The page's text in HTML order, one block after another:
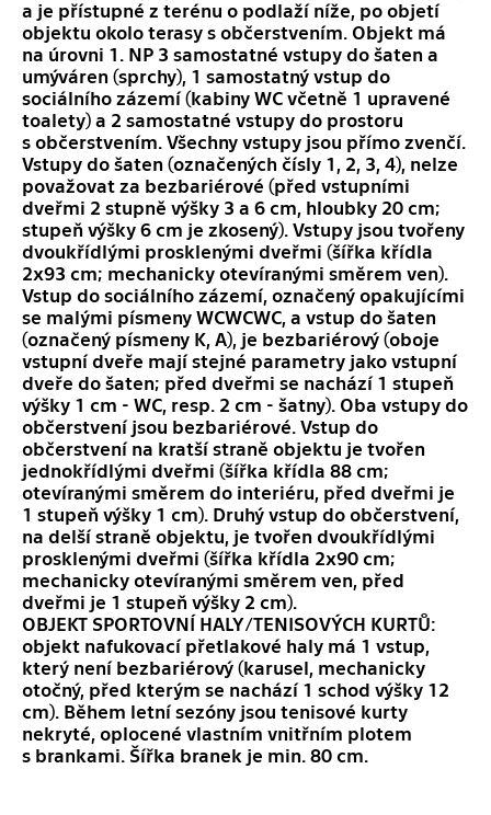
a je přístupné z terénu o podlaží níže, po objetí
objektu okolo terasy s občerstvením. Objekt má
na úrovni 1. NP 3 samostatné vstupy do šaten a
umýváren (sprchy), 1 samostatný vstup do
sociálního zázemí (kabiny WC včetně 1 upravené
toalety) a 2 samostatné vstupy do prostoru
s občerstvením. Všechny vstupy jsou přímo zvenčí.
Vstupy do šaten (označených čísly 1, 2, 3, 4), nelze
považovat za bezbariérové (před vstupními
dveřmi 2 stupně výšky 3 a 6 cm, hloubky 20 cm;
stupeň výšky 6 cm je zkosený). Vstupy jsou tvořeny
dvoukřídlými prosklenými dveřmi (šířka křídla
2x93 cm; mechanicky otevíranými směrem ven).
Vstup do sociálního zázemí, označený opakujícími
se malými písmeny WCWCWC, a vstup do šaten
(označený písmeny K, A), je bezbariérový (oboje
vstupní dveře mají stejné parametry jako vstupní
dveře do šaten; před dveřmi se nachází 1 stupeň
výšky 1 cm - WC, resp. 2 cm - šatny). Oba vstupy do
občerstvení jsou bezbariérové. Vstup do
občerstvení na kratší straně objektu je tvořen
jednokřídlými dveřmi (šířka křídla 88 cm;
otevíranými směrem do interiéru, před dveřmi je
1 stupeň výšky 1 cm). Druhý vstup do občerstvení,
na delší straně objektu, je tvořen dvoukřídlými
prosklenými dveřmi (šířka křídla 2x90 cm;
mechanicky otevíranými směrem ven, před
dveřmi je 1 stupeň výšky 2 cm).
OBJEKT SPORTOVNÍ HALY/TENISOVÝCH KURTŮ:
objekt nafukovací přetlakové haly má 1 vstup,
který není bezbariérový (karusel, mechanicky
otočný, před kterým se nachází 1 schod výšky 12
cm). Během letní sezóny jsou tenisové kurty
nekryté, oplocené vlastním vnitřním plotem
s brankami. Šířka branek je min. 80 cm.